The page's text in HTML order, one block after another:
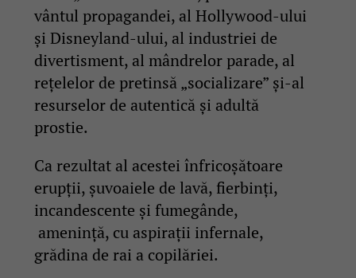
vântul propagandei, al Hollywood-ului
și Disneyland-ului, al industriei de
divertisment, al mândrelor parade, al
rețelelor de pretinsă „socializare” și-al
resurselor de autentică și adultă
prostie.
Ca rezultat al acestei înfricoșătoare
erupții, șuvoaiele de lavă, fierbinți,
incandescente și fumegânde,
amenință, cu aspirații infernale,
grădina de rai a copilăriei.